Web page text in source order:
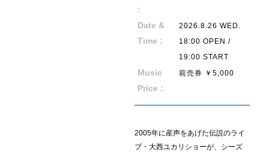
ENT
:
Date &
Time :
2026.8.26 WED.
18:00 OPEN /
19:00 START
Music
Price :
前売券 ￥5,000
2005年に産声をあげた伝説のライ
ブ・大西ユカリショーが、シーズ